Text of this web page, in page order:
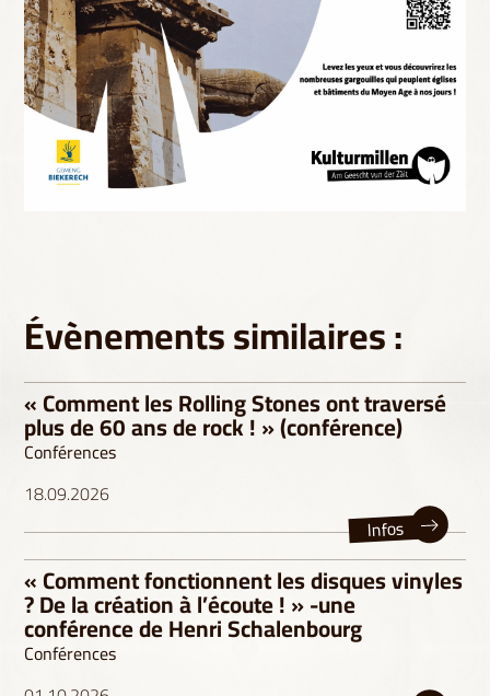
Évènements similaires :
« Comment les Rolling Stones ont traversé
plus de 60 ans de rock ! » (conférence)
Conférences
18.09.2026
Infos
« Comment fonctionnent les disques vinyles
? De la création à l’écoute ! » -une
conférence de Henri Schalenbourg
Conférences